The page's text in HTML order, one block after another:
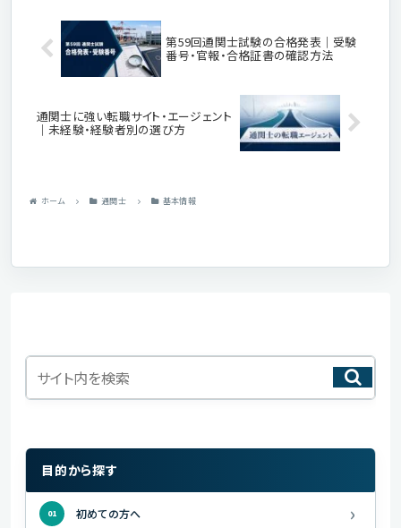
第59回通関士試験の合格発表｜受験
番号・官報・合格証書の確認方法
通関士に強い転職サイト・エージェント
｜未経験・経験者別の選び方
ホーム 通関士 基本情報
目的から探す
01 初めての方へ ›